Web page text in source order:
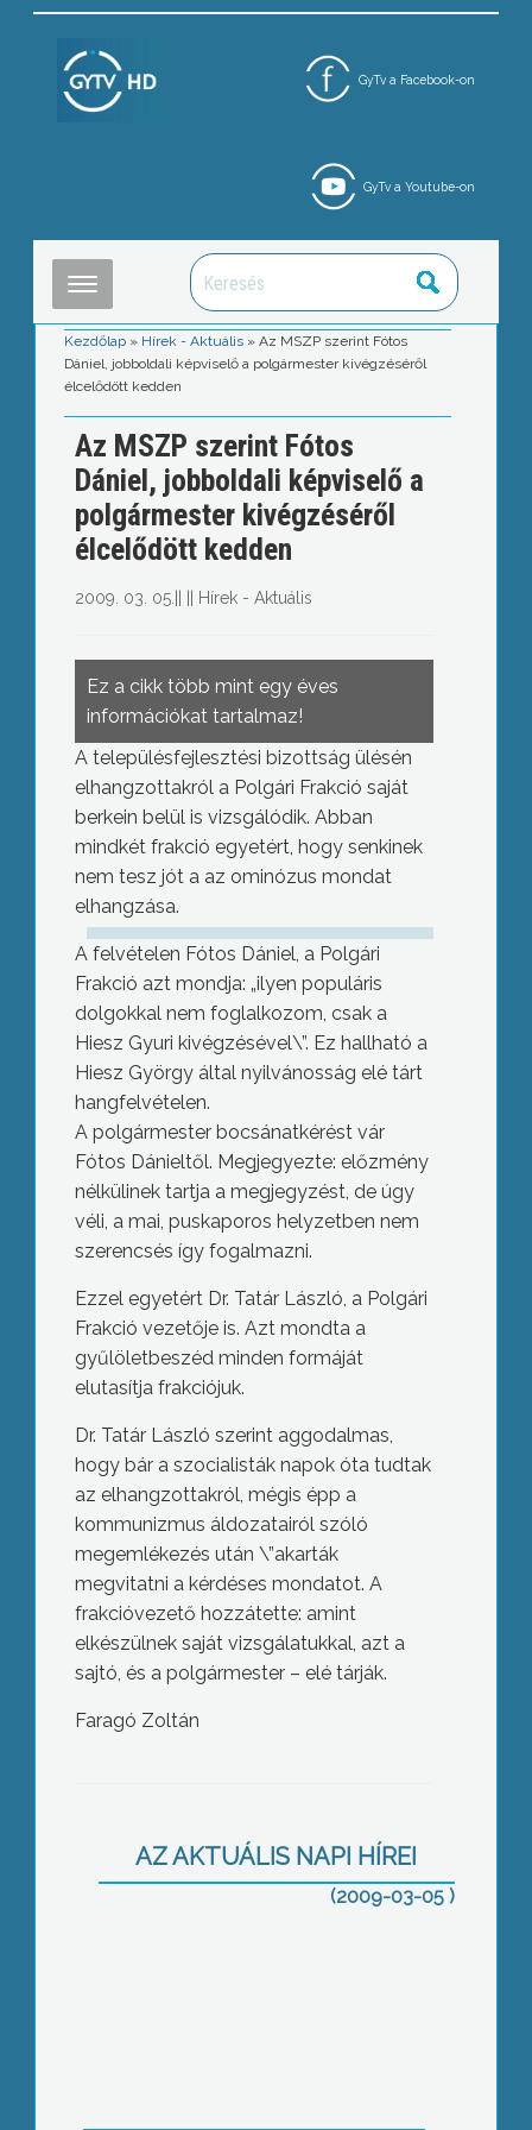
GyTv a Facebook-on
GyTv a Youtube-on
Kezdőlap » Hírek - Aktuális »Az MSZP szerint Fótos
Dániel, jobboldali képviselő a polgármester kivégzéséről
élcelődött kedden
Az MSZP szerint Fótos
Dániel, jobboldali képviselő a
polgármester kivégzéséről
élcelődött kedden
2009. 03. 05. Hírek - Aktuális
Ez a cikk több mint egy éves
információkat tartalmaz!
A településfejlesztési bizottság ülésén
elhangzottakról a Polgári Frakció saját
berkein belül is vizsgálódik. Abban
mindkét frakció egyetért, hogy senkinek
nem tesz jót a az ominózus mondat
elhangzása.
A felvételen Fótos Dániel, a Polgári
Frakció azt mondja: „ilyen populáris
dolgokkal nem foglalkozom, csak a
Hiesz Gyuri kivégzésével\”. Ez hallható a
Hiesz György által nyilvánosság elé tárt
hangfelvételen.
A polgármester bocsánatkérést vár
Fótos Dánieltől. Megjegyezte: előzmény
nélkülinek tartja a megjegyzést, de úgy
véli, a mai, puskaporos helyzetben nem
szerencsés így fogalmazni.
Ezzel egyetért Dr. Tatár László, a Polgári
Frakció vezetője is. Azt mondta a
gyűlöletbeszéd minden formáját
elutasítja frakciójuk.
Dr. Tatár László szerint aggodalmas,
hogy bár a szocialisták napok óta tudtak
az elhangzottakról, mégis épp a
kommunizmus áldozatairól szóló
megemlékezés után \”akarták
megvitatni a kérdéses mondatot. A
frakcióvezető hozzátette: amint
elkészülnek saját vizsgálatukkal, azt a
sajtó, és a polgármester – elé tárják.
Faragó Zoltán
AZ AKTUÁLIS NAPI HÍREI
(2009-03-05 )